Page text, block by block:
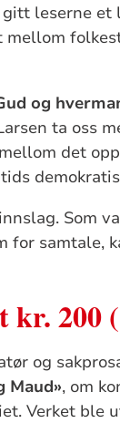
leserne
og
ta oss
det
Som
for samtale,
200
og
Maud», om
Verket ble